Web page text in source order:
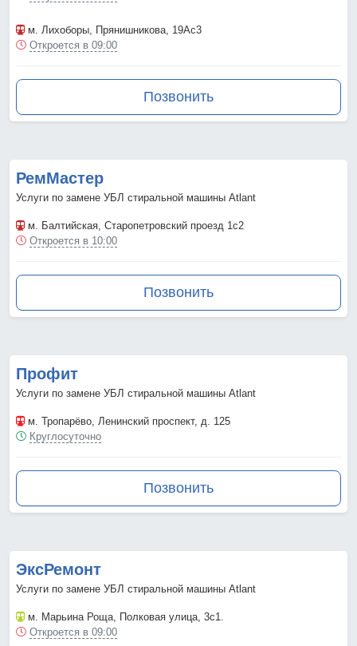
м. Лихоборы, Прянишникова, 19Ас3
Откроется в 09:00
Позвонить
РемМастер
Услуги по замене УБЛ стиральной машины Atlant
м. Балтийская, Старопетровский проезд 1с2
Откроется в 10:00
Позвонить
Профит
Услуги по замене УБЛ стиральной машины Atlant
м. Тропарёво, Ленинский проспект, д. 125
Круглосуточно
Позвонить
ЭксРемонт
Услуги по замене УБЛ стиральной машины Atlant
м. Марьина Роща, Полковая улица, 3с1.
Откроется в 09:00